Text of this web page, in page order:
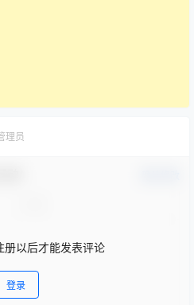
理员
册以后才能发表评论
登录